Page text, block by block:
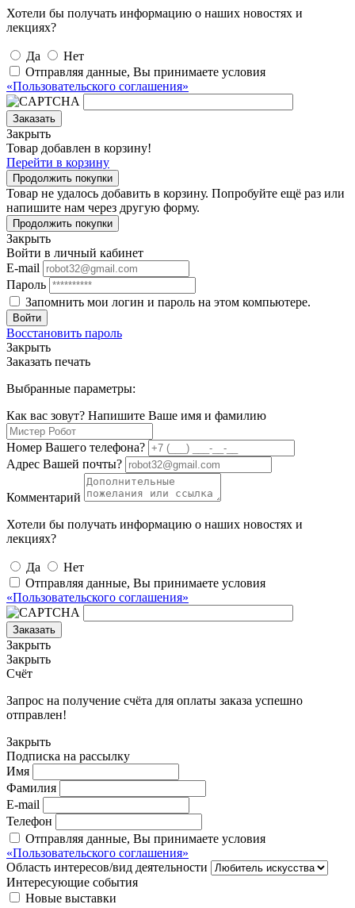
Хотели бы получать информацию о наших новостях и
лекциях?
Да
Нет
Отправляя данные, Вы принимаете условия
«Пользовательского соглашения»
Заказать
Закрыть
Товар добавлен в корзину!
Перейти в корзину
Продолжить покупки
Товар не удалось добавить в корзину. Попробуйте ещё раз или
напишите нам через другую форму.
Продолжить покупки
Закрыть
Войти в личный кабинет
E-mail
Пароль
Запомнить мои логин и пароль на этом компьютере.
Войти
Восстановить пароль
Закрыть
Заказать печать
Выбранные параметры:
Как вас зовут? Напишите Ваше имя и фамилию
Номер Вашего телефона?
Адрес Вашей почты?
Комментарий
Хотели бы получать информацию о наших новостях и
лекциях?
Да
Нет
Отправляя данные, Вы принимаете условия
«Пользовательского соглашения»
Заказать
Закрыть
Закрыть
Счёт
Запрос на получение счёта для оплаты заказа успешно
отправлен!
Закрыть
Подписка на рассылку
Имя
Фамилия
E-mail
Телефон
Отправляя данные, Вы принимаете условия
«Пользовательского соглашения»
Область интересов/вид деятельности
Интересующие события
Новые выставки